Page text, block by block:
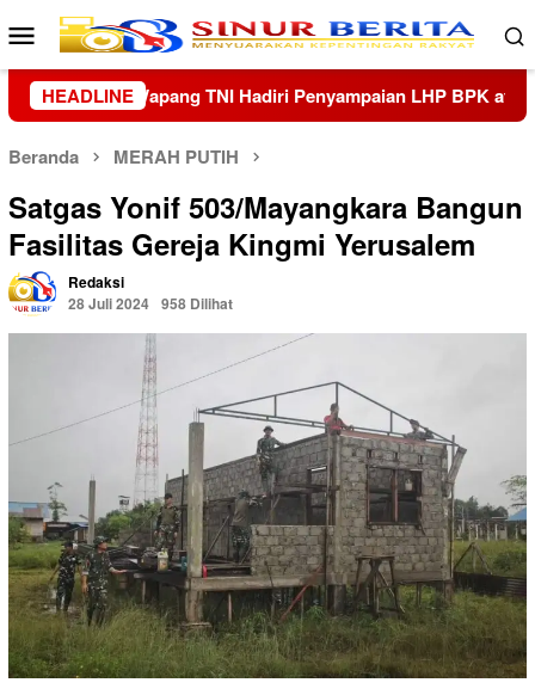
Loncat
ke
konten
Menu
Mobile
HEADLINE
atas Laporan Keuangan Kementerian/Lembaga 2025
Beranda MERAH PUTIH
Satgas Yonif 503/Mayangkara Bangun
Fasilitas Gereja Kingmi Yerusalem
Redaksi
28 Juli 2024 958 Dilihat